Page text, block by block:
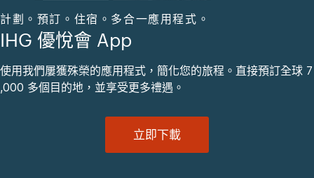
計劃。預訂。住宿。多合一應用程式。
IHG 優悅會 App
使用我們屢獲殊榮的應用程式，簡化您的旅程。直接預訂全球 7
,000 多個目的地，並享受更多禮遇。
立即下載